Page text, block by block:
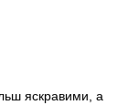
яскравими, а